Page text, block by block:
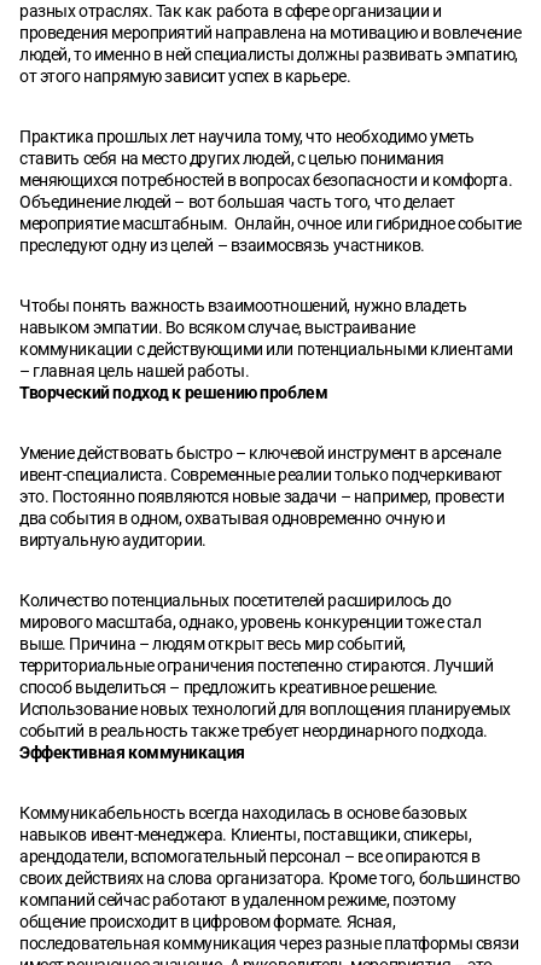
разных отраслях. Так как работа в сфере организации и
проведения мероприятий направлена на мотивацию и вовлечение
людей, то именно в ней специалисты должны развивать эмпатию,
от этого напрямую зависит успех в карьере.
Практика прошлых лет научила тому, что необходимо уметь
ставить себя на место других людей, с целью понимания
меняющихся потребностей в вопросах безопасности и комфорта.
Объединение людей – вот большая часть того, что делает
мероприятие масштабным. Онлайн, очное или гибридное событие
преследуют одну из целей – взаимосвязь участников.
Чтобы понять важность взаимоотношений, нужно владеть
навыком эмпатии. Во всяком случае, выстраивание
коммуникации с действующими или потенциальными клиентами
– главная цель нашей работы.
Творческий подход к решению проблем
Умение действовать быстро – ключевой инструмент в арсенале
ивент-специалиста. Современные реалии только подчеркивают
это. Постоянно появляются новые задачи – например, провести
два события в одном, охватывая одновременно очную и
виртуальную аудитории.
Количество потенциальных посетителей расширилось до
мирового масштаба, однако, уровень конкуренции тоже стал
выше. Причина – людям открыт весь мир событий,
территориальные ограничения постепенно стираются. Лучший
способ выделиться – предложить креативное решение.
Использование новых технологий для воплощения планируемых
событий в реальность также требует неординарного подхода.
Эффективная коммуникация
Коммуникабельность всегда находилась в основе базовых
навыков ивент-менеджера. Клиенты, поставщики, спикеры,
арендодатели, вспомогательный персонал – все опираются в
своих действиях на слова организатора. Кроме того, большинство
компаний сейчас работают в удаленном режиме, поэтому
общение происходит в цифровом формате. Ясная,
последовательная коммуникация через разные платформы связи